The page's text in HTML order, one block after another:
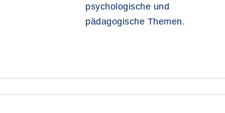
psychologische und
pädagogische Themen.